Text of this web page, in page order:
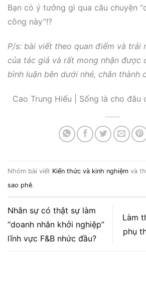
Bạn có ý tưởng gì qua câu chuyện
công này”!?
P/s: bài viết theo quan điểm và trải
của tác giả và rất mong nhận được
bình luận bên dưới nhé, chân thành
Cao Trung Hiếu | Sống là cho đâu
Nhóm bài viết Kiến thức và kinh nghiệm và
sao phê.
Nhân sự có thật sự làm
“doanh nhân khởi nghiệp”
lĩnh vực F&B nhức đầu?
Làm
phụ